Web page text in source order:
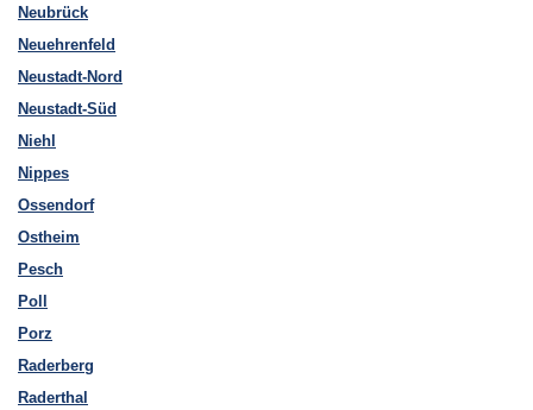
Neubrück
Neuehrenfeld
Neustadt-Nord
Neustadt-Süd
Niehl
Nippes
Ossendorf
Ostheim
Pesch
Poll
Porz
Raderberg
Raderthal